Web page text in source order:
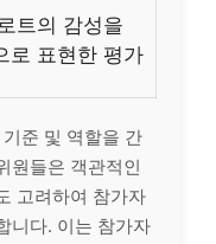
트의 감성을
로 표현한 평가
준 및 역할을 간
원들은 객관적인
고려하여 참가자
니다. 이는 참가자